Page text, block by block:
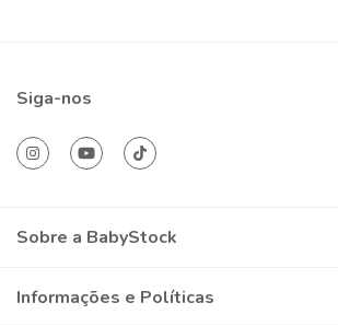
Siga-nos
Sobre a BabyStock
Informações e Políticas